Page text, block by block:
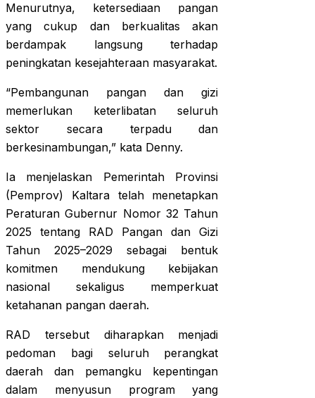
Menurutnya, ketersediaan pangan
yang cukup dan berkualitas akan
berdampak langsung terhadap
peningkatan kesejahteraan masyarakat.
“Pembangunan pangan dan gizi
memerlukan keterlibatan seluruh
sektor secara terpadu dan
berkesinambungan,” kata Denny.
Ia menjelaskan Pemerintah Provinsi
(Pemprov) Kaltara telah menetapkan
Peraturan Gubernur Nomor 32 Tahun
2025 tentang RAD Pangan dan Gizi
Tahun 2025–2029 sebagai bentuk
komitmen mendukung kebijakan
nasional sekaligus memperkuat
ketahanan pangan daerah.
RAD tersebut diharapkan menjadi
pedoman bagi seluruh perangkat
daerah dan pemangku kepentingan
dalam menyusun program yang